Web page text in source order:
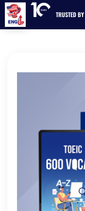
TRUSTED BY